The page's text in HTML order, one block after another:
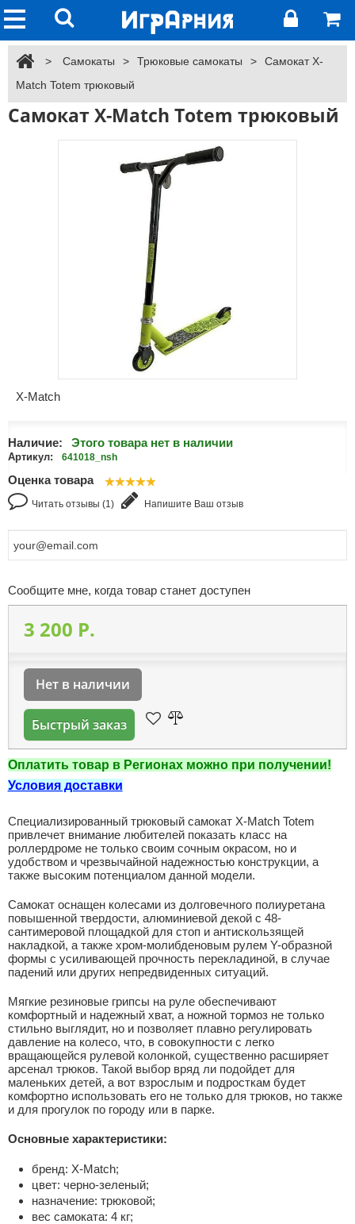
> Самокаты > Трюковые самокаты >
Самокат X-
Match Totem трюковый
Самокат X-Match Totem трюковый
X-Match
Наличие: Этого товара нет в наличии
Артикул: 641018_nsh
Оценка товара
Читать отзывы (1) Напишите Ваш отзыв
Сообщите мне, когда товар станет доступен
3 200 P.
Нет в наличии
Быстрый заказ
Оплатить товар в Регионах можно при получении!
Условия доставки
Специализированный трюковый самокат X-Match Totem
привлечет внимание любителей показать класс на
роллердроме не только своим сочным окрасом, но и
удобством и чрезвычайной надежностью конструкции, а
также высоким потенциалом данной модели.
Самокат оснащен колесами из долговечного полиуретана
повышенной твердости, алюминиевой декой с 48-
сантимеровой площадкой для стоп и антискользящей
накладкой, а также хром-молибденовым рулем Y-образной
формы с усиливающей прочность перекладиной, в случае
падений или других непредвиденных ситуаций.
Мягкие резиновые грипсы на руле обеспечивают
комфортный и надежный хват, а ножной тормоз не только
стильно выглядит, но и позволяет плавно регулировать
давление на колесо, что, в совокупности с легко
вращающейся рулевой колонкой, существенно расширяет
арсенал трюков. Такой выбор вряд ли подойдет для
маленьких детей, а вот взрослым и подросткам будет
комфортно использовать его не только для трюков, но также
и для прогулок по городу или в парке.
Основные характеристики:
бренд: X-Match;
цвет: черно-зеленый;
назначение: трюковой;
вес самоката: 4 кг;